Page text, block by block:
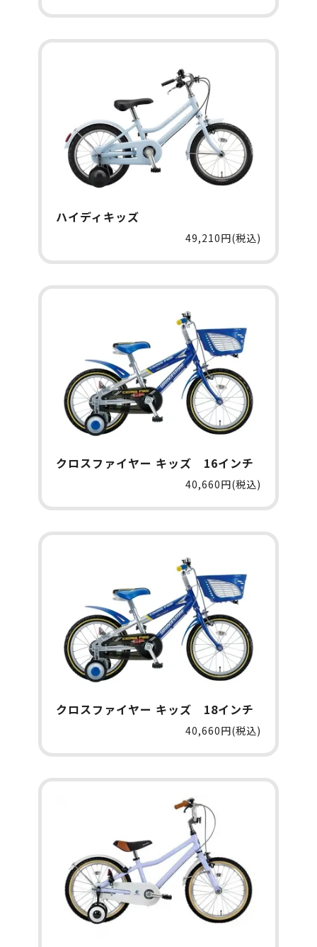
ハイディキッズ
49,210円(税込)
クロスファイヤー キッズ 16インチ
40,660円(税込)
クロスファイヤー キッズ 18インチ
40,660円(税込)